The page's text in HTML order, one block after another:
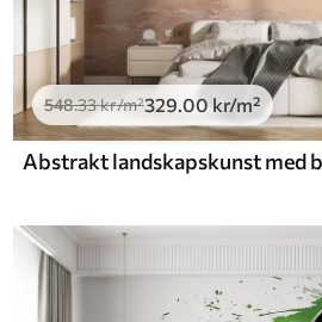
548.33kr/m²329.00 kr/m²